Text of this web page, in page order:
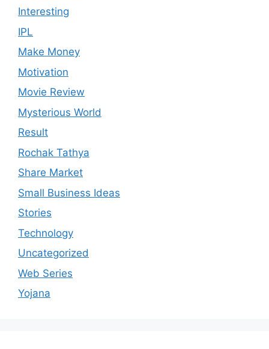
Interesting
IPL
Make Money
Motivation
Movie Review
Mysterious World
Result
Rochak Tathya
Share Market
Small Business Ideas
Stories
Technology
Uncategorized
Web Series
Yojana